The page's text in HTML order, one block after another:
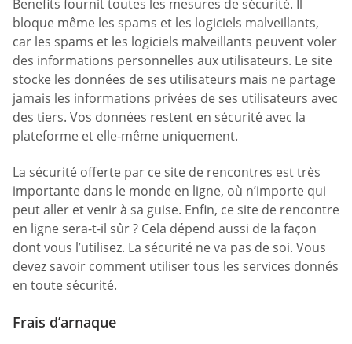
Benefits fournit toutes les mesures de sécurité. Il
bloque même les spams et les logiciels malveillants,
car les spams et les logiciels malveillants peuvent voler
des informations personnelles aux utilisateurs. Le site
stocke les données de ses utilisateurs mais ne partage
jamais les informations privées de ses utilisateurs avec
des tiers. Vos données restent en sécurité avec la
plateforme et elle-même uniquement.
La sécurité offerte par ce site de rencontres est très
importante dans le monde en ligne, où n’importe qui
peut aller et venir à sa guise. Enfin, ce site de rencontre
en ligne sera-t-il sûr ? Cela dépend aussi de la façon
dont vous l’utilisez. La sécurité ne va pas de soi. Vous
devez savoir comment utiliser tous les services donnés
en toute sécurité.
Frais d’arnaque